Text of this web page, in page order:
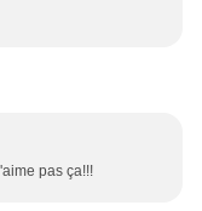
pas ça!!!